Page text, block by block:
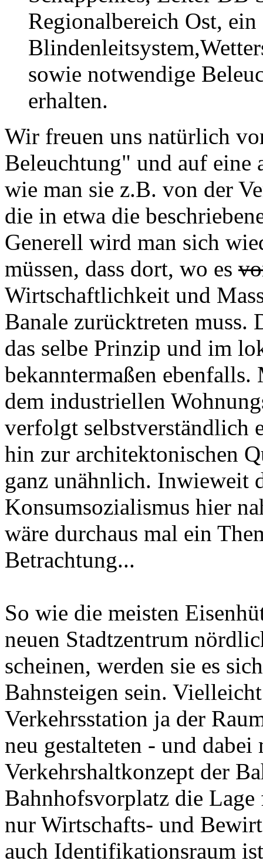
Regionalbereich Ost, ein
sowie notwendige
erhalten.
Wir freuen uns natürlich
Beleuchtung" und auf eine
wie man sie z.B. von der
die in etwa die
Generell wird man sich
müssen, dass dort, wo es
Wirtschaftlichkeit und
Banale zurücktreten muss.
das selbe Prinzip und im
bekanntermaßen ebenfalls.
dem industriellen
verfolgt selbstverständlich
hin zur architektonischen
ganz unähnlich. Inwieweit
Konsumsozialismus hier
wäre durchaus mal ein
Betrachtung...
So wie die meisten
neuen Stadtzentrum
scheinen, werden sie es
Bahnsteigen sein.
Verkehrsstation ja der
neu gestalteten - und
Verkehrshaltkonzept der
Bahnhofsvorplatz die
nur Wirtschafts- und
auch Identifikationsraum